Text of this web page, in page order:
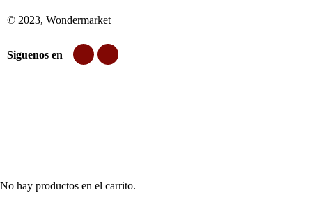
© 2023, Wondermarket
Siguenos en
No hay productos en el carrito.